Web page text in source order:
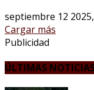
septiembre 12
Cargar más
Publicidad
ÚLTIMAS